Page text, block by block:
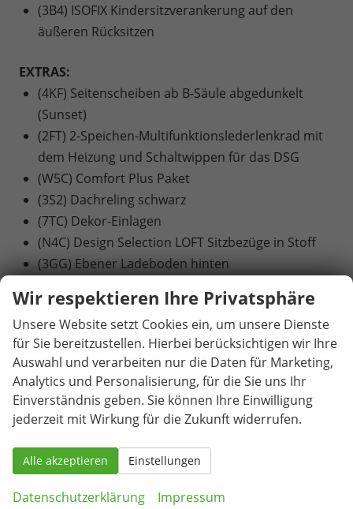
(3B4) ISOFIX Kindersitzverankerung auf den
äußeren Rücksitzen
EXTRAS:
(4KF) Seitenscheiben ab B-Säule abgedunkelt
(Sunset)
(2FT) 2-Speichen-Multifunktionslederlenkrad mit
dem Heizung und Schaltwippen für das DSG
(W5C) Comfort Plus Paket
(3S2) Dachreling schwarz
(7TC) Dekor-Einlagen
(N4C) Design Selection LOFT Sitzbezüge in Stoff
(3GG) Ebener Ladeboden hinten
Cockpit)
(8AR) Infotainment (MIB3)
(8IT) LED- Hauptscheinwerfer
(U47) Leichtmetallräder ""SCUTUS"" 7J x 17"" - 4
Stk.
(8WB) Nebelscheinwerfer
(1G9) platzsparendes Notrad
(7UH) Radio Bolero
(8X1) Scheinwerferreinigungsanlage
Wir respektieren Ihre Privatsphäre
Unsere Website setzt Cookies ein, um unsere Dienste
für Sie bereitzustellen. Hierbei berücksichtigen wir Ihre
Auswahl und verarbeiten nur die Daten für Marketing,
Analytics und Personalisierung, für die Sie uns Ihr
Einverständnis geben. Sie können Ihre Einwilligung
jederzeit mit Wirkung für die Zukunft widerrufen.
Alle akzeptieren Einstellungen
Datenschutzerklärung Impressum